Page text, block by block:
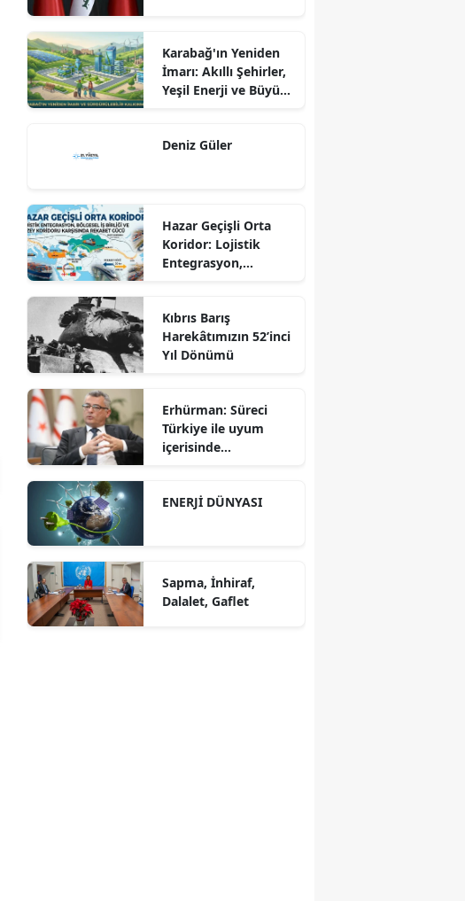
Karabağ'ın Yeniden
İmarı: Akıllı Şehirler,
Yeşil Enerji ve Büyük
Sürdürülebilir
Deniz Güler
Hazar Geçişli Orta
Koridor: Lojistik
Entegrasyon,
Karşısında Rekabet
Gücü
Kıbrıs Barış
Harekâtımızın 52’inci
Yıl Dönümü
Erhürman: Süreci
Türkiye ile uyum
içerisinde
ENERJİ DÜNYASI
Sapma, İnhiraf,
Dalalet, Gaflet